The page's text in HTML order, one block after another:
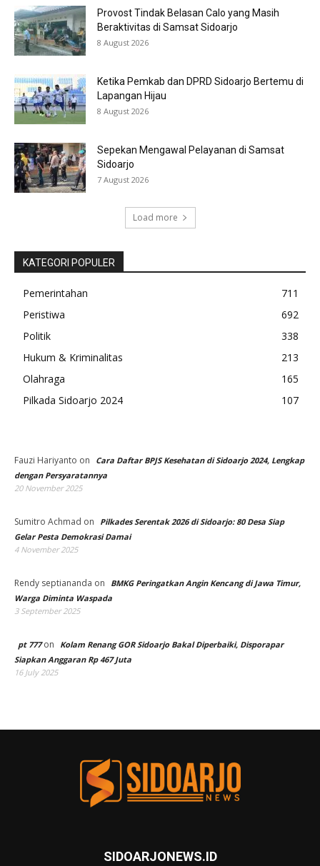
Provost Tindak Belasan Calo yang Masih
Beraktivitas di Samsat Sidoarjo
8 August 2026
Ketika Pemkab dan DPRD Sidoarjo Bertemu di
Lapangan Hijau
8 August 2026
Sepekan Mengawal Pelayanan di Samsat
Sidoarjo
7 August 2026
Load more
KATEGORI POPULER
Pemerintahan
711
Peristiwa
692
Politik
338
Hukum & Kriminalitas
213
Olahraga
165
Pilkada Sidoarjo 2024
107
Fauzi Hariyanto on
Cara Daftar BPJS Kesehatan di Sidoarjo 2024, Lengkap
dengan Persyaratannya
20 November 2025
Sumitro Achmad on
Pilkades Serentak 2026 di Sidoarjo: 80 Desa Siap
Gelar Pesta Demokrasi Damai
4 November 2025
Rendy septiananda on
BMKG Peringatkan Angin Kencang di Jawa Timur,
Warga Diminta Waspada
3 September 2025
pt 777on
Kolam Renang GOR Sidoarjo Bakal Diperbaiki, Disporapar
Siapkan Anggaran Rp 467 Juta
16 July 2025
SIDOARJONEWS.ID